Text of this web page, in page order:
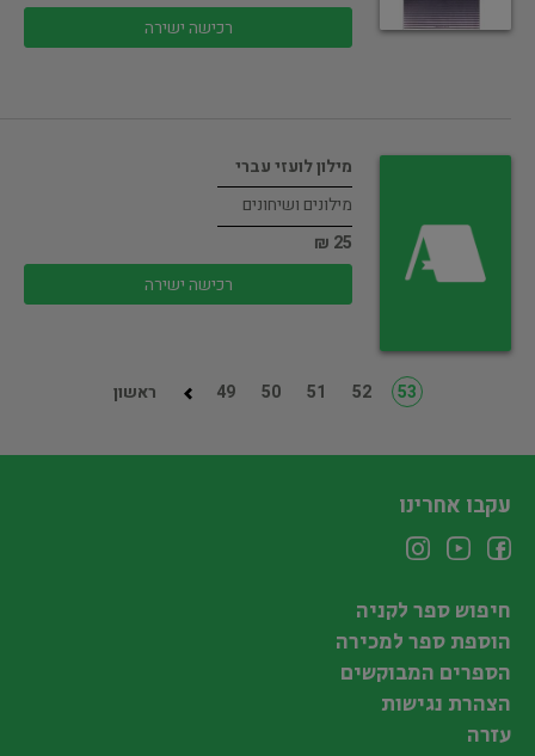
רכישה ישירה
מילון לועזי עברי
מילונים ושיחונים
25 ₪
רכישה ישירה
ראשון 49 50 51 52 53
עקבו אחרינו
חיפוש ספר לקניה
הוספת ספר למכירה
הספרים המבוקשים
הצהרת נגישות
עזרה